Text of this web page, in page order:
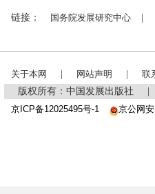
链接： 国务院发展研究中心
关于本网 网站声明 联
版权所有：中国发展出版社
京ICP备12025495号-1
京公网